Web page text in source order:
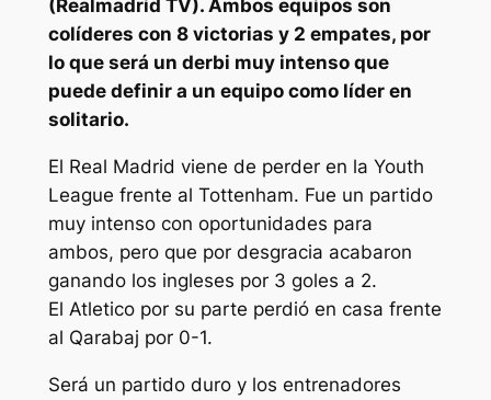
(Realmadrid TV). Ambos equipos son
colíderes con 8 victorias y 2 empates, por
lo que será un derbi muy intenso que
puede definir a un equipo como líder en
solitario.
El Real Madrid viene de perder en la Youth
League frente al Tottenham. Fue un partido
muy intenso con oportunidades para
ambos, pero que por desgracia acabaron
ganando los ingleses por 3 goles a 2.
El Atletico por su parte perdió en casa frente
al Qarabaj por 0-1.
Será un partido duro y los entrenadores